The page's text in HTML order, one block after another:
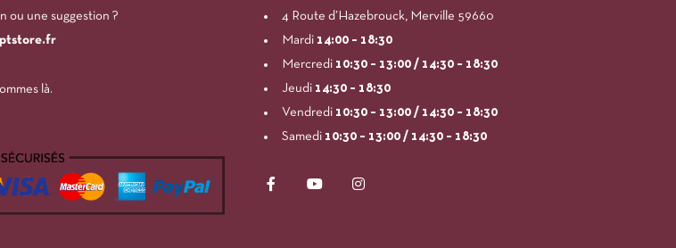
ou une suggestion ?
là.
4 Route d’Hazebrouck, Merville 59660
Mardi 14:00– 18:30
Mercredi 10:30 – 13:00 / 14:30 – 18:30
Jeudi 14:30 – 18:30
Vendredi10:30 – 13:00 / 14:30 – 18:30
Samedi 10:30 – 13:00 / 14:30 – 18:30